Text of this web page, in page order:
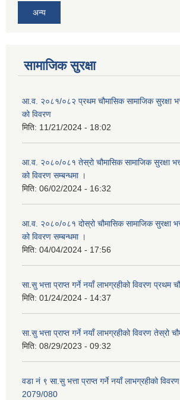
अन्य
सामाजिक सुरक्षा
आ.व. २०८१/०८२ प्रथम चौमासिक सामाजिक सुरक्षा
को विवरण
मिति: 11/21/2024 - 18:02
आ.व. २०८०/०८१ तेस्रो चौमासिक सामाजिक सुरक्षा भत्ता
को विवरण सम्बन्धमा ।
मिति: 06/02/2024 - 16:32
आ.व. २०८०/०८१ दोस्रो चौमासिक सामाजिक सुरक्षा
को विवरण सम्बन्धमा ।
मिति: 04/04/2024 - 17:56
सा.सु भत्ता प्राप्त गर्ने नयाँ लाभग्रहीको विवरण
मिति: 01/24/2024 - 14:37
सा.सु भत्ता प्राप्त गर्ने नयाँ लाभग्रहीको विवरण तेस्रो
मिति: 08/29/2023 - 09:32
वडा नं ९ सा.सु भत्ता प्राप्त गर्ने नयाँ लाभग्रहीको
2079/080